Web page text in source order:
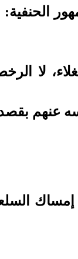
لا
عنهم بقصد